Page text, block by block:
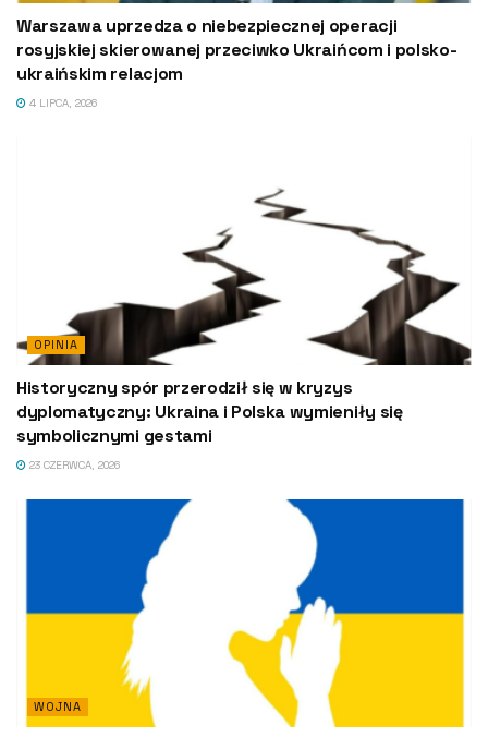
Warszawa uprzedza o niebezpiecznej operacji
rosyjskiej skierowanej przeciwko Ukraińcom i polsko-
ukraińskim relacjom
4 LIPCA, 2026
OPINIA
Historyczny spór przerodził się w kryzys
dyplomatyczny: Ukraina i Polska wymieniły się
symbolicznymi gestami
23 CZERWCA, 2026
WOJNA